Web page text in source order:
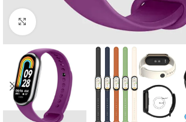
Cliquer pour agrandir